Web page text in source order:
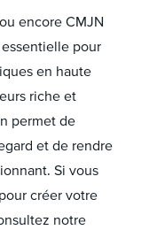
encore CMJN
pour
en haute
riche et
permet de
et de rendre
Si vous
créer votre
notre